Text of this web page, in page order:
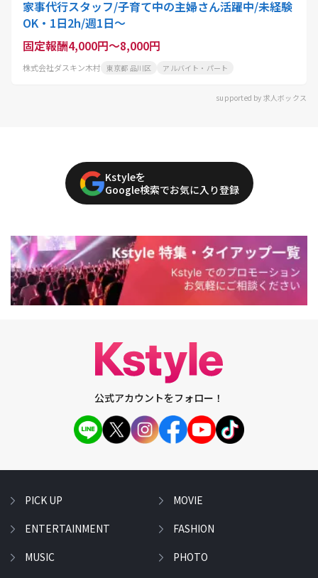
家事代行スタッフ/子育て中の主婦さん活躍中/未経験
OK・1日2h/週1日〜
固定報酬4,000円～8,000円
株式会社ダスキン木村 東京都 品川区 アルバイト・パート
supported by 求人ボックス
Kstyleを
Google検索でお気に入り登録
公式アカウントをフォロー！
PICK UP
ENTERTAINMENT
MUSIC
MOVIE
FASHION
PHOTO